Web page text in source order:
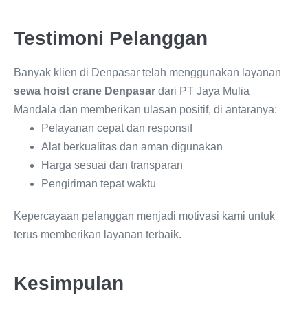
Testimoni Pelanggan
Banyak klien di Denpasar telah menggunakan layanan
sewa hoist crane Denpasar dari PT Jaya Mulia
Mandala dan memberikan ulasan positif, di antaranya:
Pelayanan cepat dan responsif
Alat berkualitas dan aman digunakan
Harga sesuai dan transparan
Pengiriman tepat waktu
Kepercayaan pelanggan menjadi motivasi kami untuk
terus memberikan layanan terbaik.
Kesimpulan